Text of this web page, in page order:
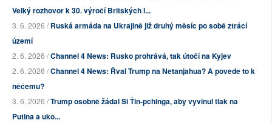
Velký rozhovor k 30. výročí Britských l...
3. 6. 2026 /Ruská armáda na Ukrajině již druhý měsíc po sobě ztrácí
území
2. 6. 2026 /Channel 4 News: Rusko prohrává, tak útočí na Kyjev
2. 6. 2026 /Channel 4 News: Řval Trump na Netanjahua? A povede to k
něčemu?
3. 6. 2026 /Trump osobně žádal Si Ťin-pchinga, aby vyvinul tlak na
Putina a uko...